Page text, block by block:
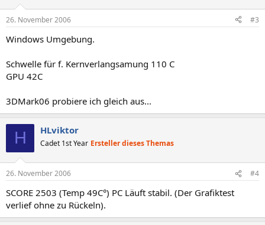
26. November 2006 #3
Windows Umgebung.
Schwelle für f. Kernverlangsamung 110 C
GPU 42C
3DMark06 probiere ich gleich aus...
H HLviktor
Cadet 1st Year Ersteller dieses Themas
26. November 2006 #4
SCORE 2503 (Temp 49C°) PC Läuft stabil. (Der Grafiktest
verlief ohne zu Rückeln).